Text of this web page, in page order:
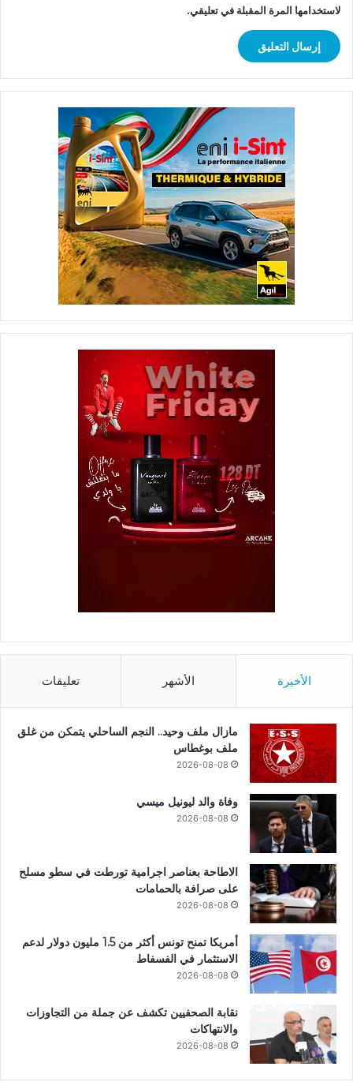
لاستخدامها المرة المقبلة في تعليقي.
الأخيرة الأشهر تعليقات
مازال ملف وحيد.. النجم الساحلي يتمكن من غلق
ملف بوغطاس
2026-08-08
وفاة والد ليونيل ميسي
2026-08-08
الاطاحة بعناصر اجرامية تورطت في سطو مسلح
على صرافة بالحمامات
2026-08-08
أمريكا تمنح تونس أكثر من 1.5 مليون دولار لدعم
الاستثمار في الفسفاط
2026-08-08
نقابة الصحفيين تكشف عن جملة من التجاوزات
والانتهاكات
2026-08-08